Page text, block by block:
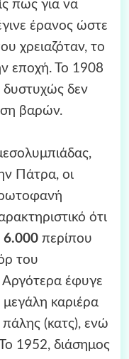
πως για να
έρανος ώστε
χρειαζόταν, το
εποχή. Το 1908
δεν
βαρών.
Πάτρα, οι
ότι
6.000περίπου
του
Αργότερα έφυγε
καριέρα
(κατς), ενώ
1952, διάσημος